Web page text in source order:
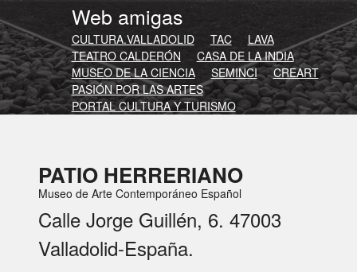
Web amigas
CULTURA.VALLADOLID TAC
LAVA
TEATRO CALDERÓN
CASA DE LA INDIA
MUSEO DE LA CIENCIA
SEMINCI
CREART
PASIÓN POR LAS ARTES
PORTAL CULTURA Y TURISMO
PATIO HERRERIANO
Museo de Arte Contemporáneo Español
Calle Jorge Guillén, 6. 47003
Valladolid-España.